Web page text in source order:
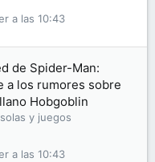
a las 10:43
de Spider-Man:
a los rumores sobre
Hobgoblin
y juegos
a las 10:43